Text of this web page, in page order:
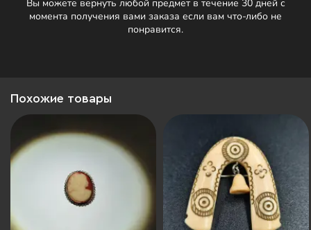
Вы можете вернуть любой предмет в течение 30 дней с
момента получения вами заказа если вам что-либо не
понравится.
Похожие товары